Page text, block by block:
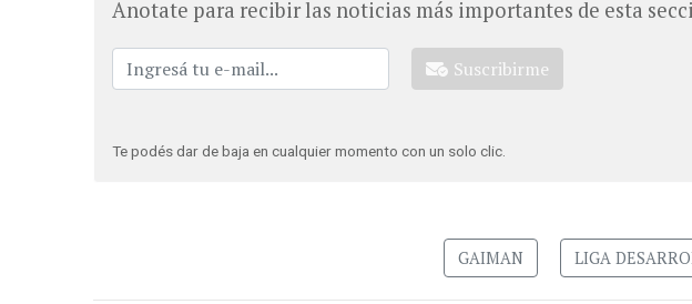
Anotate para recibir las noticias más importantes de esta
Suscribirme
Te podés dar de baja en cualquier momento con un solo clic.
GAIMAN LIGA